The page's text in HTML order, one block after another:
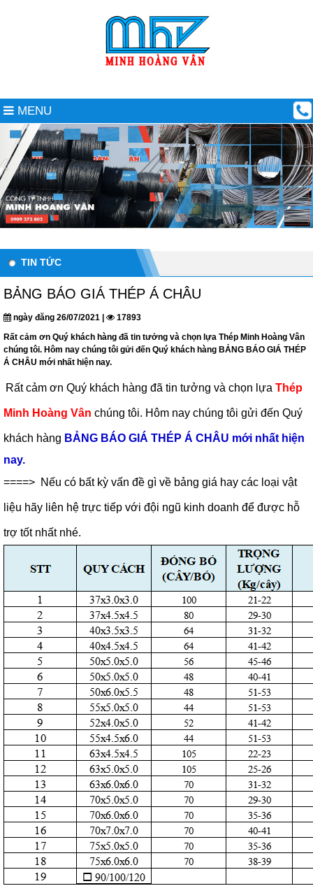
MENU
TIN TỨC
BẢNG BÁO GIÁ THÉP Á CHÂU
ngày đăng 26/07/2021 |
17893
Rất cảm ơn Quý khách hàng đã tin tưởng và chọn lựa Thép Minh Hoàng Vân
chúng tôi. Hôm nay chúng tôi gửi đến Quý khách hàng BẢNG BÁO GIÁ THÉP
Á CHÂU mới nhất hiện nay.
Rất cảm ơn Quý khách hàng đã tin tưởng và chọn lựa Thép
Minh Hoàng Vân chúng tôi. Hôm nay chúng tôi gửi đến Quý
khách hàng BẢNG BÁO GIÁ THÉP Á CHÂU mới nhất hiện
nay.
====> Nếu có bất kỳ vấn đề gì về bảng giá hay các loại vật
liệu hãy liên hệ trực tiếp với đội ngũ kinh doanh để được hỗ
trợ tốt nhất nhé.